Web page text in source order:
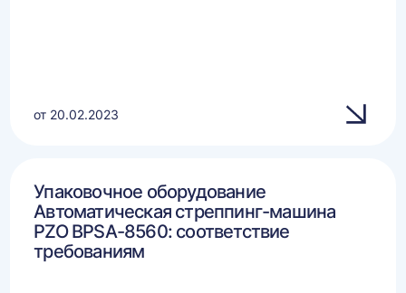
от 20.02.2023
Упаковочное оборудование
Автоматическая стреппинг-машина
PZO BPSA-8560: соответствие
требованиям